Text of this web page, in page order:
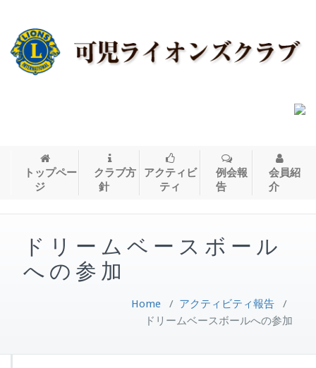
トップペー
ジ
クラブ方
針
アクティビ
ティ
例会報
告
会員紹
介
ドリームベースボール
への参加
Home / アクティビティ報告 /
ドリームベースボールへの参加